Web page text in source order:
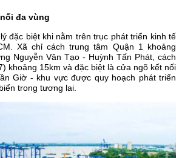
đa vùng
đặc biệt khi nằm trên trục phát triển kinh tế
Xã chỉ cách trung tâm Quận 1 khoảng
Nguyễn Văn Tạo - Huỳnh Tấn Phát, cách
khoảng 15km và đặc biệt là cửa ngõ kết nối
Giờ - khu vực được quy hoạch phát triển
trong tương lai.